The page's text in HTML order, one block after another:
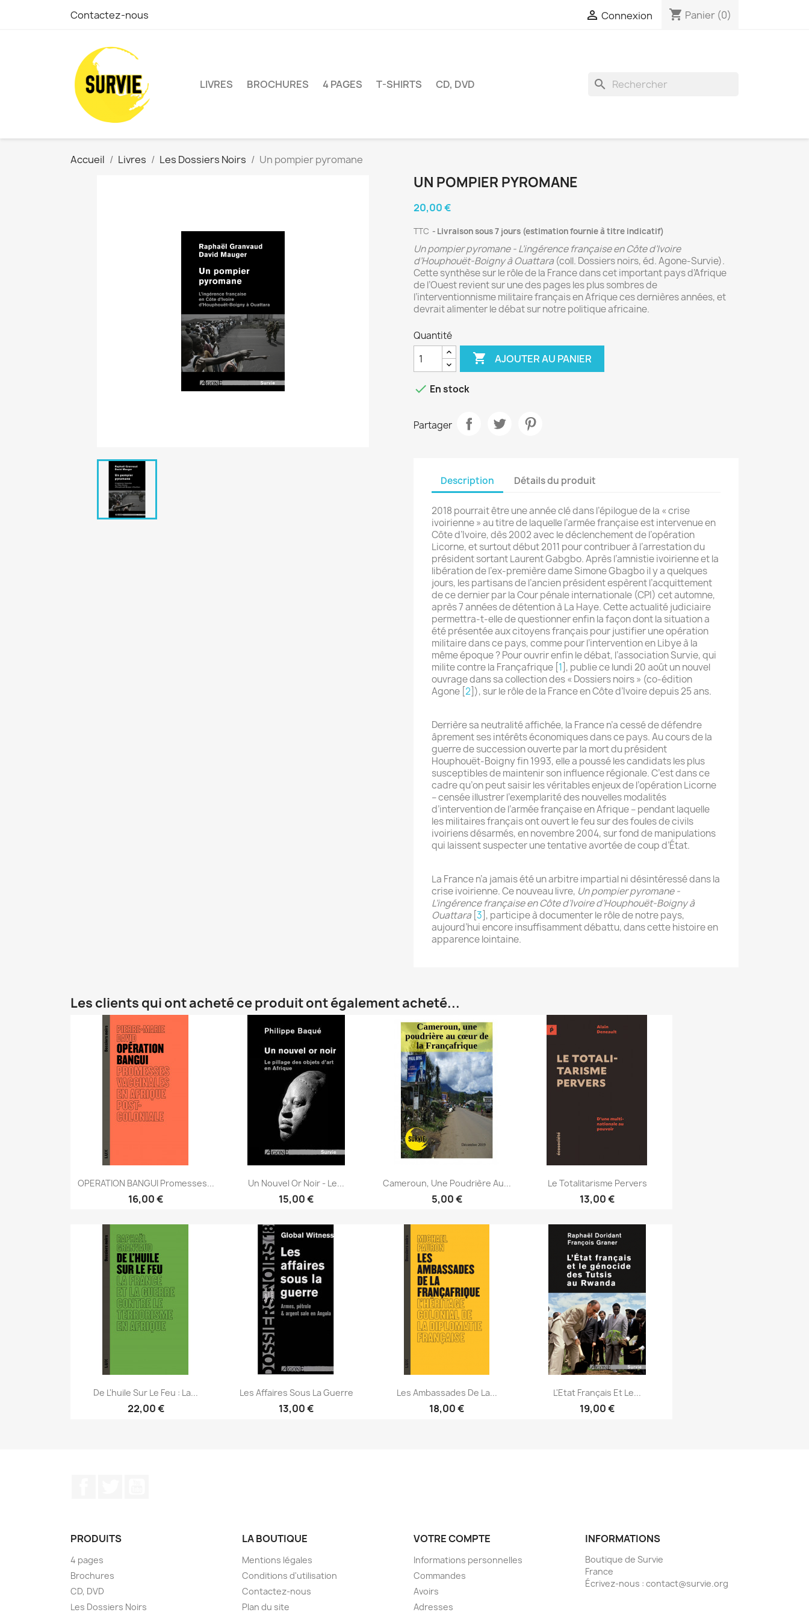
Contactez-nous  Connexion shopping_cart Panier (0)
LIVRES BROCHURES 4 PAGES T-SHIRTS CD, DVD search
Accueil Livres Les Dossiers Noirs Un pompier pyromane
UN POMPIER PYROMANE
20,00 €
TTC Livraison sous 7 jours (estimation fournie à titre indicatif)
Un pompier pyromane - L’ingérence française en Côte d’Ivoire
d’Houphouët-Boigny à Ouattara (coll. Dossiers noirs, éd. Agone-Survie).
Cette synthèse sur le rôle de la France dans cet important pays d’Afrique
de l’Ouest revient sur une des pages les plus sombres de
l’interventionnisme militaire français en Afrique ces dernières années, et
devrait alimenter le débat sur notre politique africaine.
Quantité
 AJOUTER AU PANIER
 En stock
Partager
Description Détails du produit
2018 pourrait être une année clé dans l’épilogue de la « crise
ivoirienne » au titre de laquelle l’armée française est intervenue en
Côte d’Ivoire, dès 2002 avec le déclenchement de l’opération
Licorne, et surtout début 2011 pour contribuer à l’arrestation du
président sortant Laurent Gabgbo. Après l’amnistie ivoirienne et la
libération de l’ex-première dame Simone Gbagbo il y a quelques
jours, les partisans de l’ancien président espèrent l’acquittement
de ce dernier par la Cour pénale internationale (CPI) cet automne,
après 7 années de détention à La Haye. Cette actualité judiciaire
permettra-t-elle de questionner enfin la façon dont la situation a
été présentée aux citoyens français pour justifier une opération
militaire dans ce pays, comme pour l’intervention en Libye à la
même époque ? Pour ouvrir enfin le débat, l’association Survie, qui
milite contre la Françafrique 1 , publie ce lundi 20 août un nouvel
ouvrage dans sa collection des « Dossiers noirs » (co-édition
Agone 2 ), sur le rôle de la France en Côte d’Ivoire depuis 25 ans.
Derrière sa neutralité affichée, la France n’a cessé de défendre
âprement ses intérêts économiques dans ce pays. Au cours de la
guerre de succession ouverte par la mort du président
Houphouët-Boigny fin 1993, elle a poussé les candidats les plus
susceptibles de maintenir son influence régionale. C’est dans ce
cadre qu’on peut saisir les véritables enjeux de l’opération Licorne
– censée illustrer l’exemplarité des nouvelles modalités
d’intervention de l’armée française en Afrique – pendant laquelle
les militaires français ont ouvert le feu sur des foules de civils
ivoiriens désarmés, en novembre 2004, sur fond de manipulations
qui laissent suspecter une tentative avortée de coup d’État.
La France n’a jamais été un arbitre impartial ni désintéressé dans la
crise ivoirienne. Ce nouveau livre, Un pompier pyromane -
L’ingérence française en Côte d’Ivoire d’Houphouët-Boigny à
Ouattara 3 , participe à documenter le rôle de notre pays,
aujourd’hui encore insuffisamment débattu, dans cette histoire en
apparence lointaine.
Les clients qui ont acheté ce produit ont également acheté...
OPERATION BANGUI Promesses...
16,00 €
Aperçu rapide
Un Nouvel Or Noir - Le...
15,00 €
Aperçu rapide
Cameroun, Une Poudrière Au...
5,00 €
Aperçu rapide
Le Totalitarisme Pervers
13,00 €
Aperçu rapide
De L'huile Sur Le Feu : La...
22,00 €
Les Affaires Sous La Guerre
13,00 €
Les Ambassades De La...
18,00 €
L'Etat Français Et Le...
19,00 €
PRODUITS
4 pages
Brochures
CD, DVD
Les Dossiers Noirs
LA BOUTIQUE
Mentions légales
Conditions d'utilisation
Contactez-nous
Plan du site
VOTRE COMPTE
Informations personnelles
Commandes
Avoirs
Adresses
INFORMATIONS
Boutique de Survie
France
Écrivez-nous : contact@survie.org